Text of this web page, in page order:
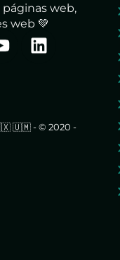
páginas web,
web 💚
🇺🇲 - © 2020 -